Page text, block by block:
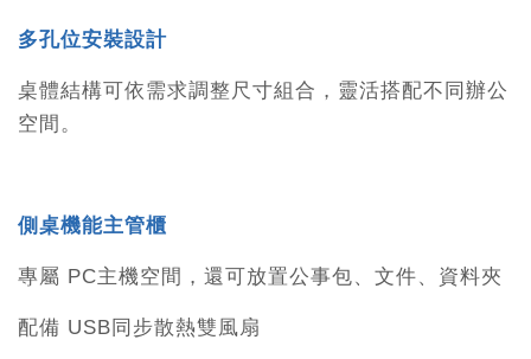
多孔位安裝設計
桌體結構可依需求調整尺寸組合，靈活搭配不同辦公
空間。
側桌機能主管櫃
專屬 PC主機空間，還可放置公事包、文件、資料夾
配備 USB同步散熱雙風扇